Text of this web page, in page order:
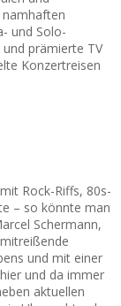
und Solo-
prämierte TV
Konzertreisen
Rock-Riffs, 80s-
– so könnte man
Schermann,
und mit einer
und da immer
aktuellen